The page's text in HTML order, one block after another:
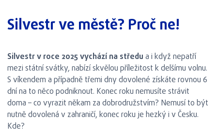
Silvestr ve městě? Proč ne!
Silvestr v roce 2025 vychází na středu a i když nepatří
mezi státní svátky, nabízí skvělou příležitost k delšímu volnu.
S víkendem a případně třemi dny dovolené získáte rovnou 6
dní na to něco podniknout. Konec roku nemusíte strávit
doma – co vyrazit někam za dobrodružstvím? Nemusí to být
nutně dovolená v zahraničí, konec roku je hezký i v Česku.
Kde?